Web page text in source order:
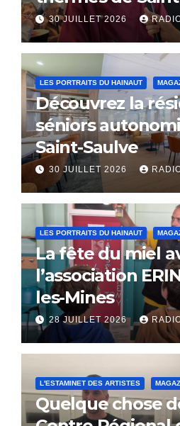
Eaux
30 JUILLET 2026
LES PORTRAITS DU HAINAUT
Découvrez la
séniors
Saint-Saulve
30 JUILLET 2026
LES PORTRAITS DU HAINAUT
La fête du miel
l’association
les-Mines
28 JUILLET 2026
L'ESTAMINET DES ARTISTES
Quelque chose